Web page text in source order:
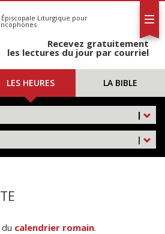
Liturgique pour
Recevez gratuitement
les lectures du jour par courriel
LES HEURES LA BIBLE
|
|
calendrier romain.